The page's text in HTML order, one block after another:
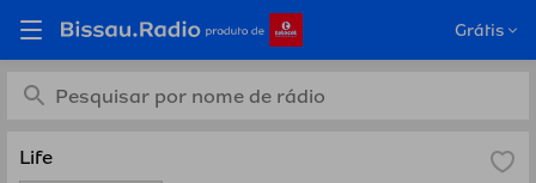
Grátis
Ouça Life, Rússia em
Bissau.Radio
Life